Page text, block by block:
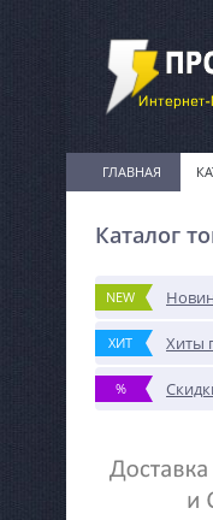
ГЛАВНАЯ
Каталог
NEW
ХИТ Хиты
%